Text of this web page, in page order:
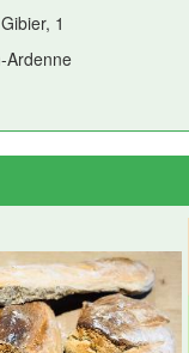
1
Ardenne